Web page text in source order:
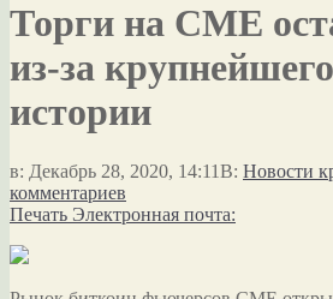
Торги на CME
из-за
истории
в: Декабрь 28, 2020, 14:11В: Новости
комментариев
Печать Электронная почта: